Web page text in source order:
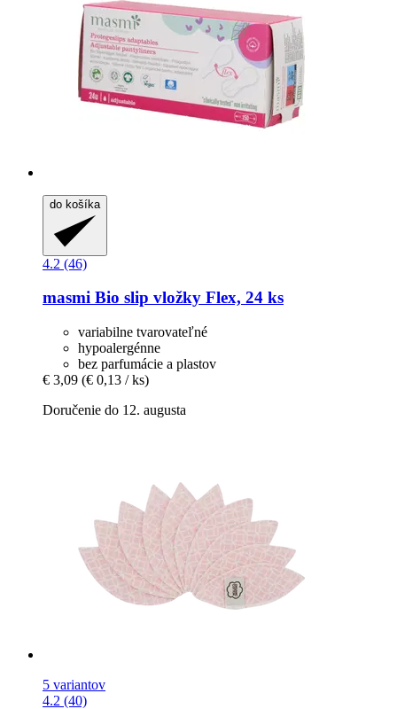
do košíka
4.2 (46)
masmi Bio slip vložky Flex, 24 ks
variabilne tvarovateľné
hypoalergénne
bez parfumácie a plastov
€ 3,09 (€ 0,13 / ks)
Doručenie do 12. augusta
5 variantov
4.2 (40)